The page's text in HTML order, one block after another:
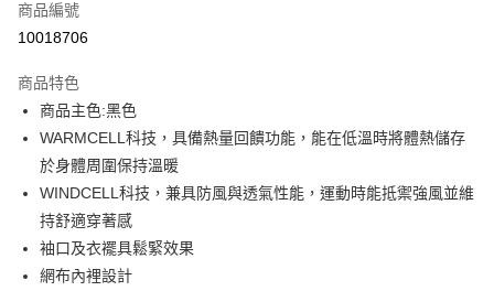
LINE Pay
街口支付
悠遊付
Google Pay
貨到付款
運送方式
商品編號
10018706
商品特色
商品主色:黑色
WARMCELL科技，具備熱量回饋功能，能在低溫時將體熱儲存
於身體周圍保持溫暖
WINDCELL科技，兼具防風與透氣性能，運動時能抵禦強風並維
持舒適穿著感
袖口及衣襬具鬆緊效果
網布內裡設計